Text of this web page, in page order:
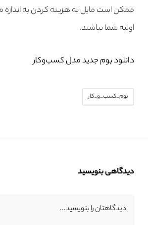
ممکن است مایل به هزینه کردن به اندازه
اولیه شما نباشند.
دانلود بوم جدید مدل کسب‌وکار
بوم_کسب_و_کار
دیدگاهی بنویسید
دیدگاهتان را بنویسید...